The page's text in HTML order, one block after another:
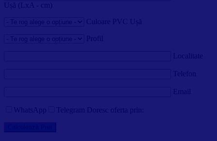
Ușă (LxA - cm)
Culoare PVC Ușă
Profil
Localitate
Telefon
Email
WhatsApp Telegram Doresc oferta prin: